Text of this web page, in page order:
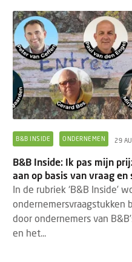
B&B INSIDE ONDERNEMEN 29
B&B Inside: Ik pas mijn
aan op basis van vraag en
In de rubriek ‘B&B Inside’
ondernemersvraagstukken
door ondernemers van
en het...